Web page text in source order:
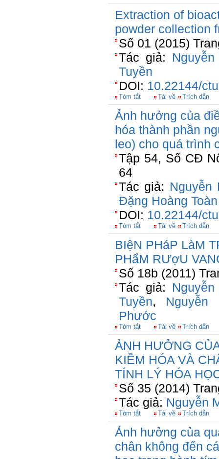
Extraction of
powder collection
Số 01 (2015)
Tác giả:
Tuyền
DOI: 10.22144/
Tóm tắt Tải về Trích dẫn
Ảnh hưởng của
hóa thành phần
leo) cho quá trình
Tập 54, Số CĐ
64
Tác giả: Nguyễn
Đặng Hoàng Toàn
DOI: 10.22144/
Tóm tắt Tải về Trích dẫn
BIệN PHáP LàM
PHẩM RƯợU
Số 18b (2011)
Tác giả:
Tuyền, Nguyễn
Phước
Tóm tắt Tải về Trích dẫn
ẢNH HƯỞNG
KIỀM HÓA VÀ
TÍNH LÝ HÓA
Số 35 (2014)
Tác giả: Nguyễn
Tóm tắt Tải về Trích dẫn
Ảnh hưởng của
chân không đến